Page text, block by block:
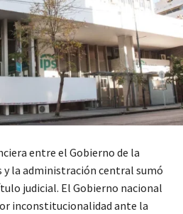
entre el Gobierno de la
y la administración central sumó
judicial. El Gobierno nacional
inconstitucionalidad ante la